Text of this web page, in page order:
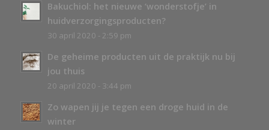
Bakuchiol: het nieuwe ‘wonderstofje’ in
huidverzorgingsproducten?
30 april 2020 - 2:59 pm
De geheime producten uit de praktijk nu bij
jou thuis
20 april 2020 - 3:44 pm
Zo wapen jij je tegen een droge huid in de
winter